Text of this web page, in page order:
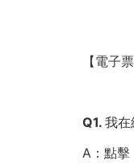
【電子
Q1. 我
A：點